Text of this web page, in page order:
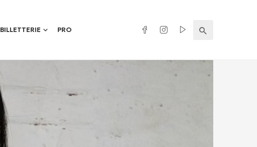
BILLETTERIE PRO